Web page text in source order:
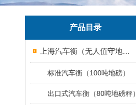
产品目录
上海汽车衡（无人值守地磅）
标准汽车衡（100吨地磅）
出口式汽车衡（80吨地磅秤）